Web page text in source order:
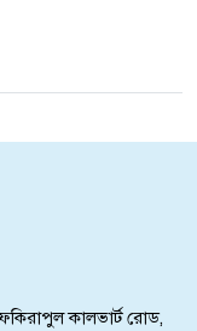
কালভার্ট রোড,